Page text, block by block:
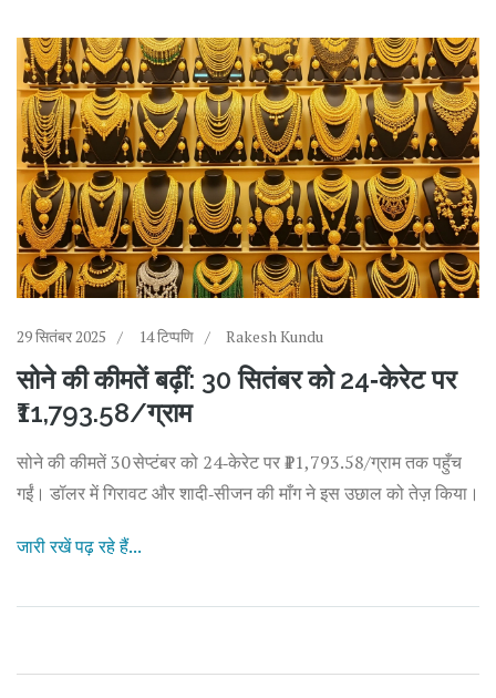
29 सितंबर 2025 14 टिप्पणि Rakesh Kundu
सोने की कीमतें बढ़ीं: 30 सितंबर को 24‑केरेट पर
₹11,793.58/ग्राम
सोने की कीमतें 30 सेप्टंबर को 24‑केरेट पर ₹11,793.58/ग्राम तक पहुँच
गईं। डॉलर में गिरावट और शादी‑सीजन की माँग ने इस उछाल को तेज़ किया।
जारी रखें पढ़ रहे हैं...